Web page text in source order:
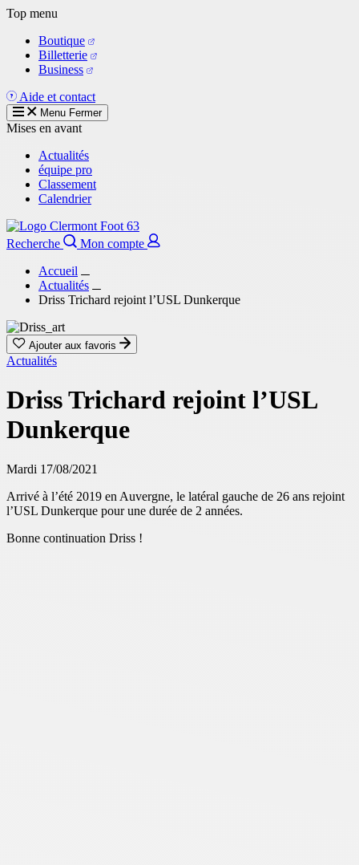
Aller
contenu
principal
Top menu
Boutique
Billetterie
Business
Aide et contact
Menu Fermer
Mises en avant
Actualités
équipe pro
Classement
Calendrier
Recherche
Mon compte
Accueil
Actualités
Driss Trichard rejoint l’USL Dunkerque
Ajouter aux favoris
Actualités
Driss Trichard rejoint l’USL
Dunkerque
Mardi 17/08/2021
Arrivé à l’été 2019 en Auvergne, le latéral gauche de 26 ans rejoint
l’USL Dunkerque pour une durée de 2 années.
Bonne continuation Driss !